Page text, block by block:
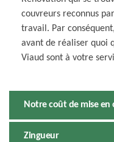
couvreurs reconnus
travail. Par
avant de réaliser quoi
Viaud sont à votre
Notre coût de mise
Zingueur